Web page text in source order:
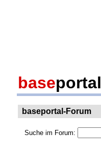
baseportal
baseportal-Forum
Suche im Forum: